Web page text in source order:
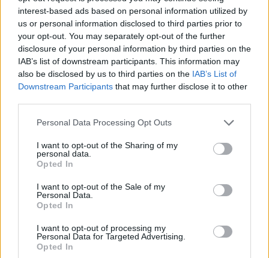
interest-based ads based on personal information utilized by
us or personal information disclosed to third parties prior to
your opt-out. You may separately opt-out of the further
disclosure of your personal information by third parties on the
IAB’s list of downstream participants. This information may
also be disclosed by us to third parties on the IAB’s List of
Downstream Participants that may further disclose it to other
Personal Data Processing Opt Outs
I want to opt-out of the Sharing of my
personal data.
Opted In
I want to opt-out of the Sale of my
Personal Data.
Opted In
I want to opt-out of processing my
Personal Data for Targeted Advertising.
Opted In
Hoeveelheid bijwerkingen
Ik vind het fijn dat ik hiermee zelf kan bepalen wanneer
ik meer of minder gebruik. Bij een capsule merk ik dat het
wel langer werkt, maar het duurt ook langer voordat je
effect merkt. Nu kan ik als ik bijvoorbeeld moet
mijn rug weer te kalmeren. Ook op mijn werk vind
[lees
geef mening
Tramal
29-03-2010 | Vrouw
tramadol
Posttraumatische dystrofie